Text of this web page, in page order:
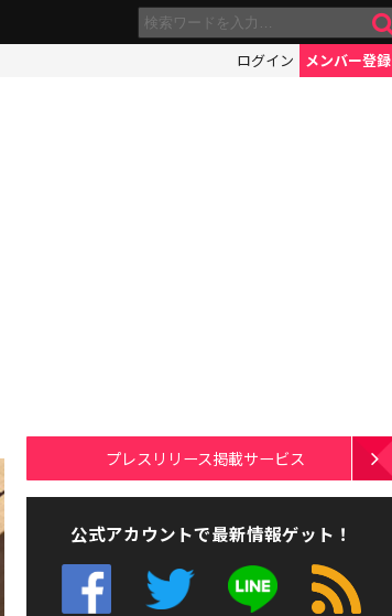
ログイン メンバー登録
プレスリリース掲載サービス
公式アカウントで最新情報ゲット！